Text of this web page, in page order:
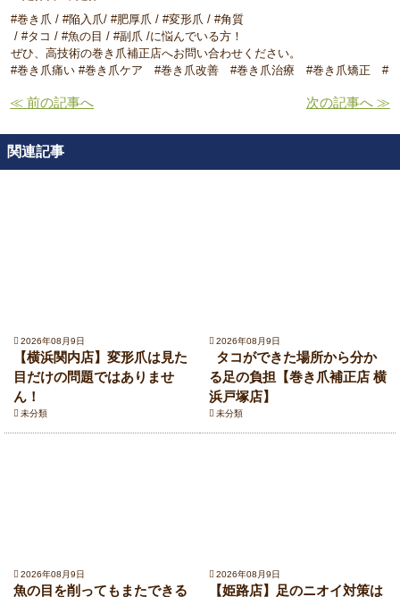
#巻き爪 / #陥入爪/ #肥厚爪 / #変形爪 / #角質
/ #タコ / #魚の目 / #副爪 /に悩んでいる方！
ぜひ、高技術の巻き爪補正店へお問い合わせください。
#巻き爪痛い #巻き爪ケア #巻き爪改善 #巻き爪治療 #巻き爪矯正 #
≪ 前の記事へ 次の記事へ ≫
関連記事
2026年08月9日
【横浜関内店】変形爪は見た
目だけの問題ではありませ
ん！
未分類
2026年08月9日
タコができた場所から分か
る足の負担【巻き爪補正店 横
浜戸塚店】
未分類
2026年08月9日
魚の目を削ってもまたできる
2026年08月9日
【姫路店】足のニオイ対策は